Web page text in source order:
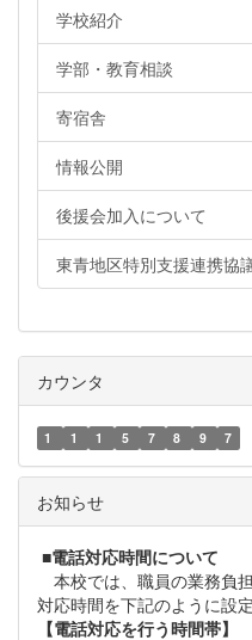
学校紹介
学部・教育相談
寄宿舎
情報公開
後援会加入について
東青地区特別支援連携協
カウンタ
1 1 1 5 7 8 9 7
お知らせ
■電話対応時間について
本校では、職員の業務負
対応時間を下記のように設
【電話対応を行う時間帯】